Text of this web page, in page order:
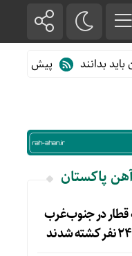
بدانند پیش فروش
پاکستان
قطار در جنوب‌غرب